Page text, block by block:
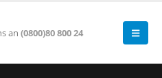
an (0800)80 800 24